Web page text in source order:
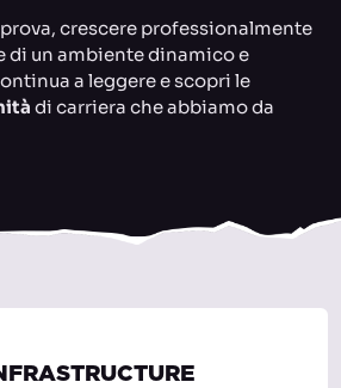
crescere professionalmente
di un ambiente dinamico e
a leggere e scopri le
di carriera che abbiamo da